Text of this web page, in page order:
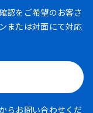
認をご希望のお客さ
または対面にて対応
らお問い合わせくだ